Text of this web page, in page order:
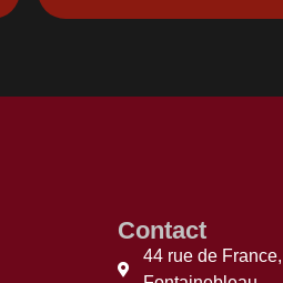
Contact
44 rue de